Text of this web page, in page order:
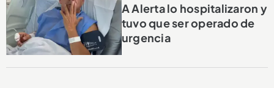
A Alerta lo hospitalizaron y
tuvo que ser operado de
urgencia